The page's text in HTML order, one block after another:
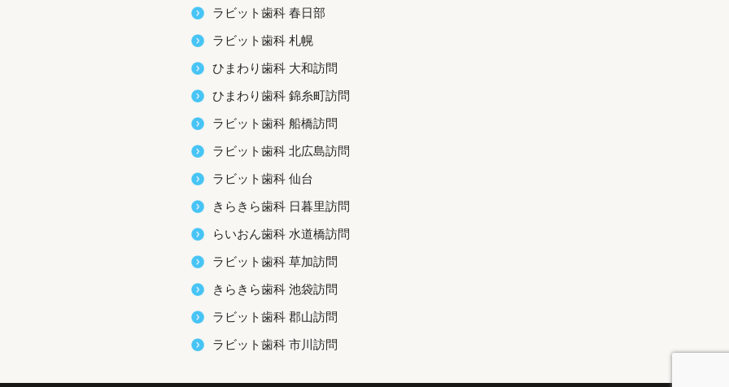
ラビット歯科 春日部
ラビット歯科 札幌
ひまわり歯科 大和訪問
ひまわり歯科 錦糸町訪問
ラビット歯科 船橋訪問
ラビット歯科 北広島訪問
ラビット歯科 仙台
きらきら歯科 日暮里訪問
らいおん歯科 水道橋訪問
ラビット歯科 草加訪問
きらきら歯科 池袋訪問
ラビット歯科 郡山訪問
ラビット歯科 市川訪問